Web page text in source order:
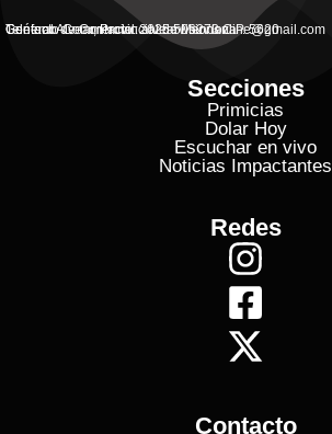
General Alvear, Provincial de Mendoza
Contacto Commercial: alvearvisionanline@gmail.com
Teléfono de Contacto: 2625 506273 C.P. 5620
Secciones
Primicias
Dolar Hoy
Escuchar en vivo
Noticias Impactantes
Redes
Contacto